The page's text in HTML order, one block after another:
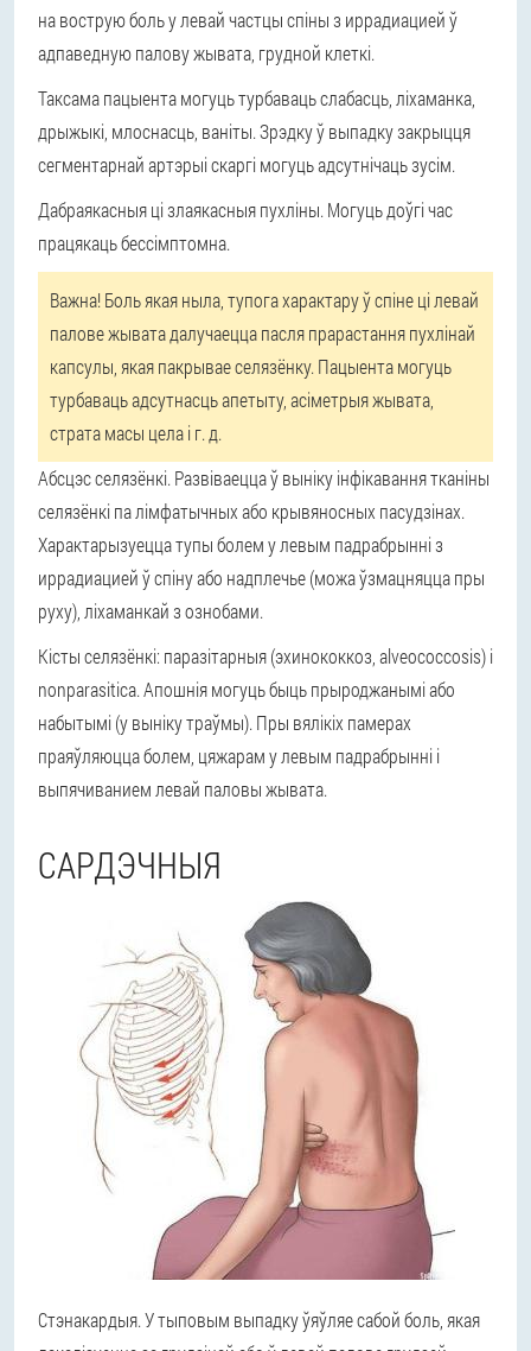
на вострую боль у левай частцы спіны з иррадиацией ў
адпаведную палову жывата, грудной клеткі.
Таксама пацыента могуць турбаваць слабасць, ліхаманка,
дрыжыкі, млоснасць, ваніты. Зрэдку ў выпадку закрыцця
сегментарнай артэрыі скаргі могуць адсутнічаць зусім.
Дабраякасныя ці злаякасныя пухліны. Могуць доўгі час
працякаць бессімптомна.
Важна! Боль якая ныла, тупога характару ў спіне ці левай
палове жывата далучаецца пасля прарастання пухлінай
капсулы, якая пакрывае селязёнку. Пацыента могуць
турбаваць адсутнасць апетыту, асіметрыя жывата,
страта масы цела і г. д.
Абсцэс селязёнкі. Развіваецца ў выніку інфікавання тканіны
селязёнкі па лімфатычных або крывяносных пасудзінах.
Характарызуецца тупы болем у левым падрабрынні з
иррадиацией ў спіну або надплечье (можа ўзмацняцца пры
руху), ліхаманкай з ознобами.
Кісты селязёнкі: паразітарныя (эхинококкоз, alveococcosis) і
nonparasitica. Апошнія могуць быць прыроджанымі або
набытымі (у выніку траўмы). Пры вялікіх памерах
праяўляюцца болем, цяжарам у левым падрабрынні і
выпячиванием левай паловы жывата.
САРДЭЧНЫЯ
Стэнакардыя. У тыповым выпадку ўяўляе сабой боль, якая